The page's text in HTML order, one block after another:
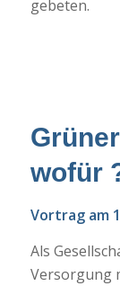
gebeten.
wofür
Vortrag am
Als
Versorgung